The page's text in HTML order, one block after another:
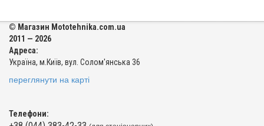
© Магазин Mototehnika.com.ua
2011 — 2026
Адреса:
Україна, м.Київ, вул. Солом'янська 36
переглянути на карті
Телефони: